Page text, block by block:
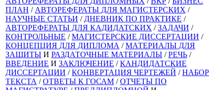
ПЛАН / АВТОРЕФЕРАТЫ ДЛЯ МАГИСТЕРСКИХ /
НАУЧНЫЕ СТАТЬИ / ДНЕВНИК ПО ПРАКТИКЕ /
АВТОРЕФЕРАТЫ ДЛЯ КАДИДАТСКИХ /ЗАДАЧИ /
КОНТРОЛЬНЫЕ /МАГИСТЕРСКИЕ ДИССЕРТАЦИИ /
КОНЦЕПЦИЯ ДЛЯ ДИПЛОМА /МАТЕРИАЛЫ ДЛЯ
ЗАЩИТЫ И РАЗДАТОЧНЫЕ МАТЕРИАЛЫ /РЕЧЬ /
ВВЕДЕНИЕ И ЗАКЛЮЧЕНИЕ /КАНДИДАТСКИЕ
ДИССЕРТАЦИИ /КОНВЕРТАЦИЯ ЧЕРТЕЖЕЙ /НАБОР
ТЕКСТА /ОТВЕТЫ К ГОСАМ /ОТЧЕТЫ ПО